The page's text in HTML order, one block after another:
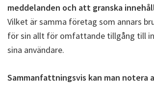
meddelanden och att granska
Vilket är samma företag som annars
för sin allt för omfattande tillgång till
sina användare.
Sammanfattningsvis kan man notera